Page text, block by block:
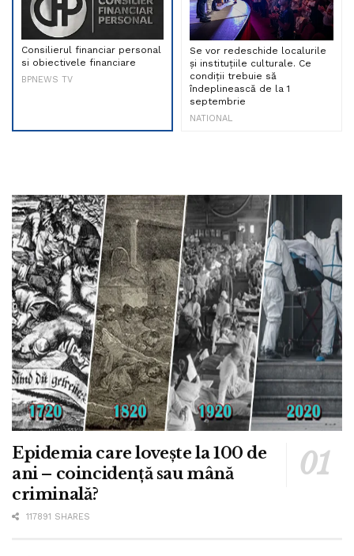
Consilierul financiar personal
si obiectivele financiare
BPNEWS TV
Se vor redeschide localurile
și instituțiile culturale. Ce
condiții trebuie să
îndeplinească de la 1
septembrie
NATIONAL
Epidemia care lovește la 100 de
ani – coincidență sau mână
criminală?
117891 SHARES